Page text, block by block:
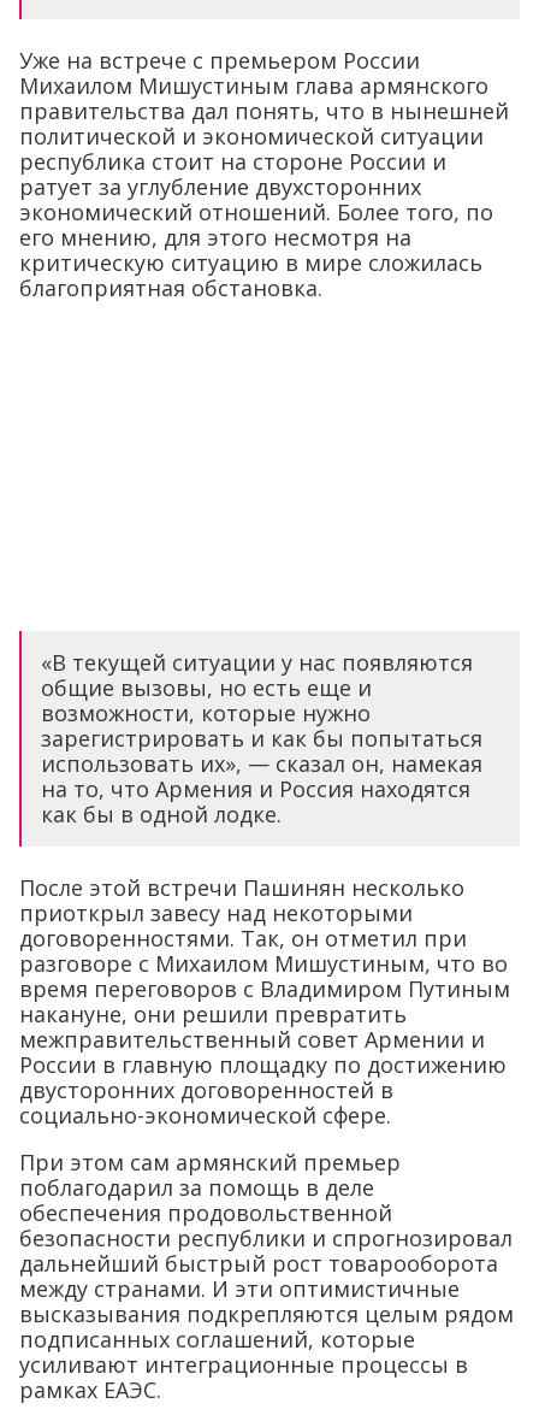
Уже на встрече с премьером России
Михаилом Мишустиным глава армянского
правительства дал понять, что в нынешней
политической и экономической ситуации
республика стоит на стороне России и
ратует за углубление двухсторонних
экономический отношений. Более того, по
его мнению, для этого несмотря на
критическую ситуацию в мире сложилась
благоприятная обстановка.
«В текущей ситуации у нас появляются
общие вызовы, но есть еще и
возможности, которые нужно
зарегистрировать и как бы попытаться
использовать их», — сказал он, намекая
на то, что Армения и Россия находятся
как бы в одной лодке.
После этой встречи Пашинян несколько
приоткрыл завесу над некоторыми
договоренностями. Так, он отметил при
разговоре с Михаилом Мишустиным, что во
время переговоров с Владимиром Путиным
накануне, они решили превратить
межправительственный совет Армении и
России в главную площадку по достижению
двусторонних договоренностей в
социально-экономической сфере.
При этом сам армянский премьер
поблагодарил за помощь в деле
обеспечения продовольственной
безопасности республики и спрогнозировал
дальнейший быстрый рост товарооборота
между странами. И эти оптимистичные
высказывания подкрепляются целым рядом
подписанных соглашений, которые
усиливают интеграционные процессы в
рамках ЕАЭС.